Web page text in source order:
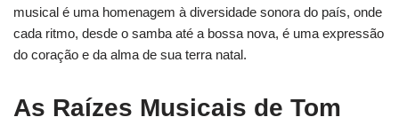
musical é uma homenagem à diversidade sonora do país, onde
cada ritmo, desde o samba até a bossa nova, é uma expressão
do coração e da alma de sua terra natal.
As Raízes Musicais de Tom